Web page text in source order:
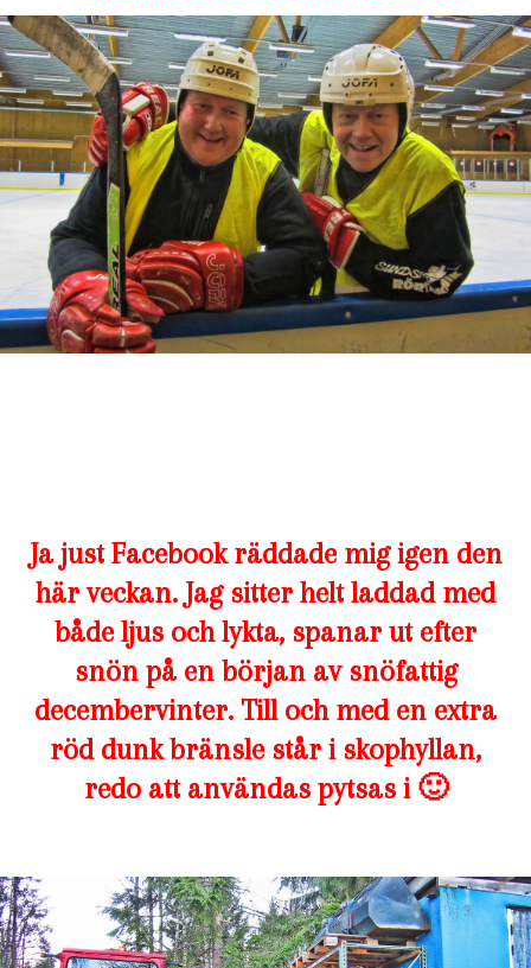
Ja just Facebook räddade mig igen den
här veckan. Jag sitter helt laddad med
både ljus och lykta, spanar ut efter
snön på en början av snöfattig
decembervinter. Till och med en extra
röd dunk bränsle står i skophyllan,
redo att användas pytsas i 🙂